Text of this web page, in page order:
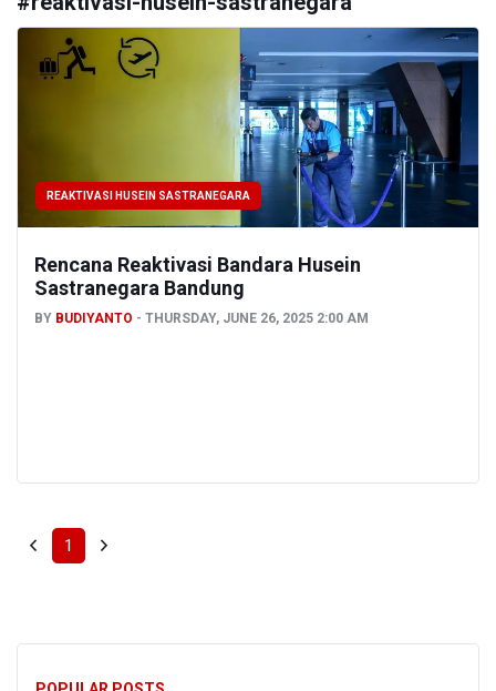
REAKTIVASI HUSEIN SASTRANEGARA
Rencana Reaktivasi Bandara Husein
Sastranegara Bandung
BY BUDIYANTO THURSDAY, JUNE 26, 2025 2:00 AM
1